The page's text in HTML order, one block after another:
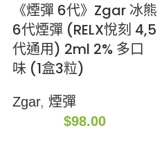
《煙彈 6代》Zgar 冰熊
6代煙彈 (RELX悅刻 4,5
代通用) 2ml 2% 多口
味 (1盒3粒)
Zgar, 煙彈
$98.00